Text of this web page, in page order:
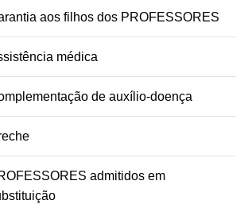
aos filhos dos PROFESSORES
médica
de auxílio-doença
admitidos em